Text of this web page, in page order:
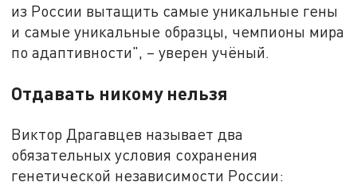
из России вытащить самые уникальные гены
и самые уникальные образцы, чемпионы мира
по адаптивности", – уверен учёный.
Отдавать никому нельзя
Виктор Драгавцев называет два
обязательных условия сохранения
генетической независимости России: